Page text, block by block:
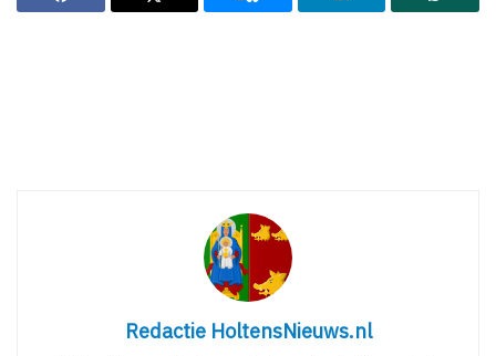
Redactie HoltensNieuws.nl